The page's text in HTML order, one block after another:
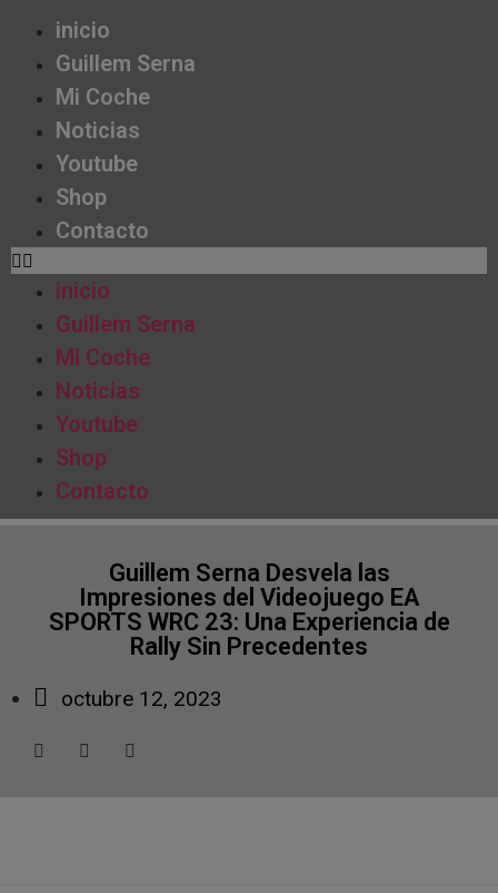
inicio
Guillem Serna
Mi Coche
Noticias
Youtube
Shop
Contacto
inicio
Guillem Serna
Mi Coche
Noticias
Youtube
Shop
Contacto
Guillem Serna Desvela las
Impresiones del Videojuego EA
SPORTS WRC 23: Una Experiencia de
Rally Sin Precedentes
octubre 12, 2023